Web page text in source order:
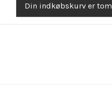
Din indkøbskurv er tom